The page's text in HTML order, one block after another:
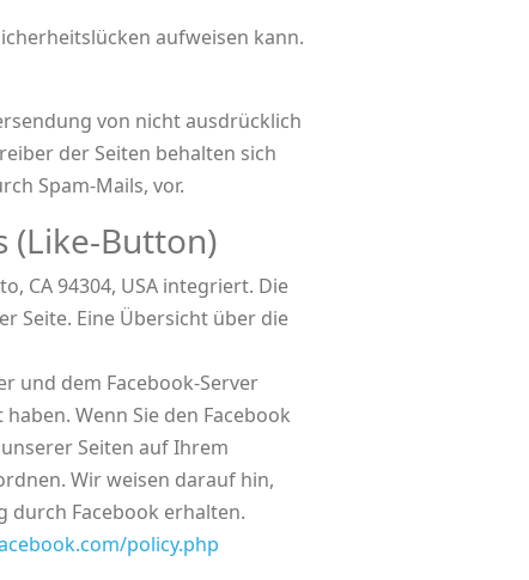
aufweisen kann.
von nicht ausdrücklich
der Seiten behalten sich
Spam-Mails, vor.
(Like-Button)
CA 94304, USA integriert. Die
Seite. Eine Übersicht über die
und dem Facebook-Server
Wenn Sie den Facebook
Seiten auf Ihrem
Wir weisen darauf hin,
durch Facebook erhalten.
policy.php